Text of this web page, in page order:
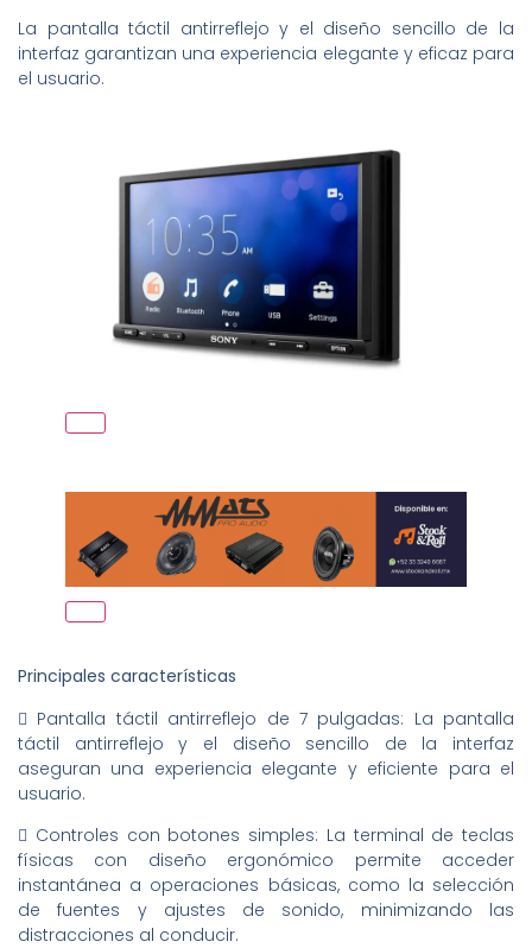
La pantalla táctil antirreflejo y el diseño sencillo de la
interfaz garantizan una experiencia elegante y eficaz para
el usuario.
Principales características
 Pantalla táctil antirreflejo de 7 pulgadas: La pantalla
táctil antirreflejo y el diseño sencillo de la interfaz
aseguran una experiencia elegante y eficiente para el
usuario.
 Controles con botones simples: La terminal de teclas
físicas con diseño ergonómico permite acceder
instantánea a operaciones básicas, como la selección
de fuentes y ajustes de sonido, minimizando las
distracciones al conducir.